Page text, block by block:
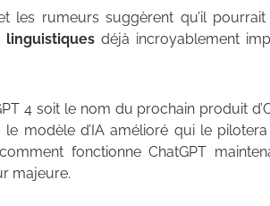
les rumeurs suggèrent qu’il
linguistiquesdéjà incroyablement
4 soit le nom du prochain produit
modèle d’IA amélioré qui le
fonctionne ChatGPT
majeure.